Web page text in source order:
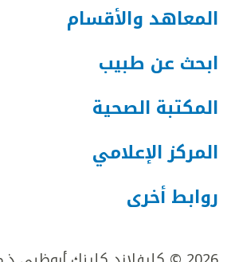
المعاهد والأقسام
ابحث عن طبيب
المكتبة الصحية
المركز الإعلامي
روابط أخرى